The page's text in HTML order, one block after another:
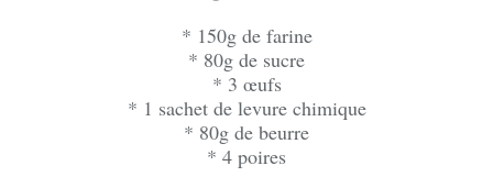
* 150g de farine
* 80g de sucre
* 3 œufs
* 1 sachet de levure chimique
* 80g de beurre
* 4 poires